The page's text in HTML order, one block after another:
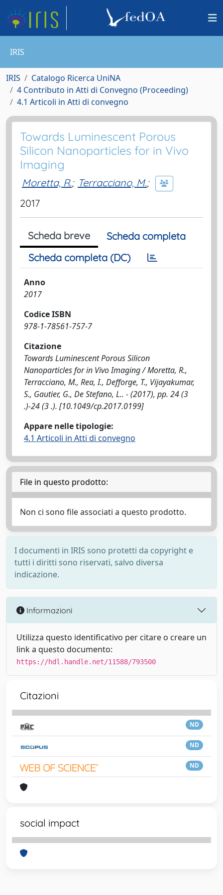
IRIS
IRIS
Catalogo Ricerca UniNA
4 Contributo in Atti di Convegno (Proceeding)
4.1 Articoli in Atti di convegno
Towards Luminescent Porous
Silicon Nanoparticles for in Vivo
Imaging
Moretta, R.; Terracciano, M.;
2017
Scheda breve
Scheda completa
Scheda completa (DC)
Anno
2017
Codice ISBN
978-1-78561-757-7
Citazione
Towards Luminescent Porous Silicon
Nanoparticles for in Vivo Imaging / Moretta, R.,
Terracciano, M., Rea, I., Defforge, T., Vijayakumar,
S., Gautier, G., De Stefano, L.. - (2017), pp. 24 (3
.)-24 (3 .). [10.1049/cp.2017.0199]
Appare nelle tipologie:
4.1 Articoli in Atti di convegno
File in questo prodotto:
Non ci sono file associati a questo prodotto.
I documenti in IRIS sono protetti da copyright e
tutti i diritti sono riservati, salvo diversa
indicazione.
Informazioni
Utilizza questo identificativo per citare o creare un
link a questo documento:
https://hdl.handle.net/11588/793500
Citazioni
ND
ND
ND
social impact